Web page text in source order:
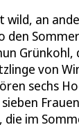
wild, an
den
Grünkohl,
von
sechs
im